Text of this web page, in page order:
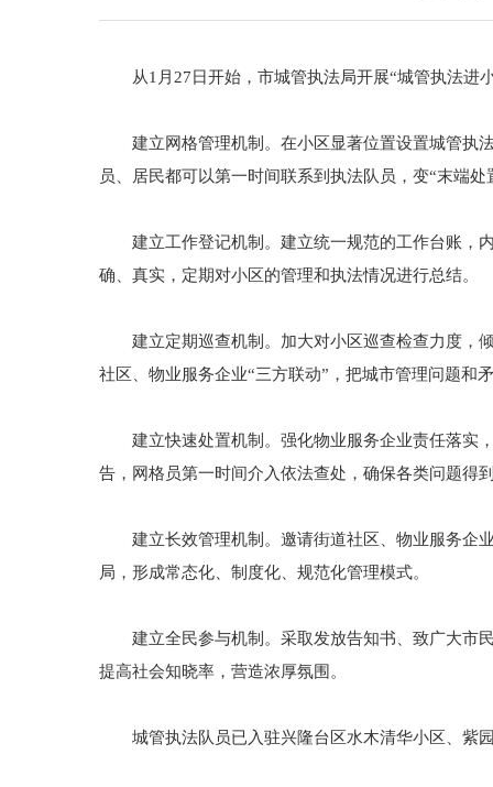
从1月27日开始，市城管执法局开展“城管执法进
建立网格管理机制。在小区显著位置设置城管执法
员、居民都可以第一时间联系到执法队员，变“末端处
建立工作登记机制。建立统一规范的工作台账，内
确、真实，定期对小区的管理和执法情况进行总结。
建立定期巡查机制。加大对小区巡查检查力度，倾
社区、物业服务企业“三方联动”，把城市管理问题和
建立快速处置机制。强化物业服务企业责任落实，
告，网格员第一时间介入依法查处，确保各类问题得
建立长效管理机制。邀请街道社区、物业服务企业
局，形成常态化、制度化、规范化管理模式。
建立全民参与机制。采取发放告知书、致广大市民
提高社会知晓率，营造浓厚氛围。
城管执法队员已入驻兴隆台区水木清华小区、紫